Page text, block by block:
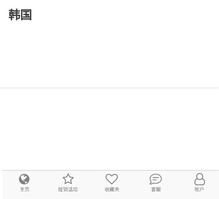
主页 促销活动 收藏夹 客服 帐户
韩国